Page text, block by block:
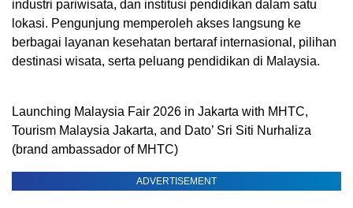
industri pariwisata, dan institusi pendidikan dalam satu
lokasi. Pengunjung memperoleh akses langsung ke
berbagai layanan kesehatan bertaraf internasional, pilihan
destinasi wisata, serta peluang pendidikan di Malaysia.
Launching Malaysia Fair 2026 in Jakarta with MHTC,
Tourism Malaysia Jakarta, and Dato’ Sri Siti Nurhaliza
(brand ambassador of MHTC)
ADVERTISEMENT